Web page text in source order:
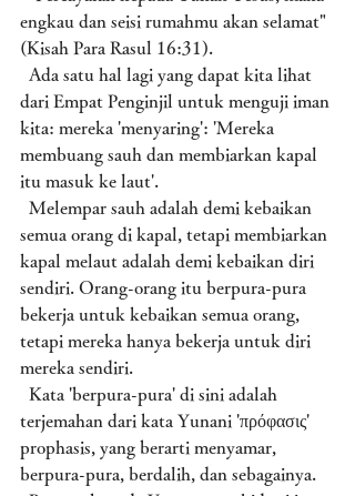
engkau dan seisi rumahmu akan selamat"
(Kisah Para Rasul 16:31).
dari Empat Penginjil untuk menguji iman
kita: mereka 'menyaring': 'Mereka
membuang sauh dan membiarkan kapal
itu masuk ke laut'.
semua orang di kapal, tetapi membiarkan
kapal melaut adalah demi kebaikan diri
sendiri. Orang-orang itu berpura-pura
bekerja untuk kebaikan semua orang,
tetapi mereka hanya bekerja untuk diri
mereka sendiri.
terjemahan dari kata Yunani 'πρόφασις'
prophasis, yang berarti menyamar,
berpura-pura, berdalih, dan sebagainya.